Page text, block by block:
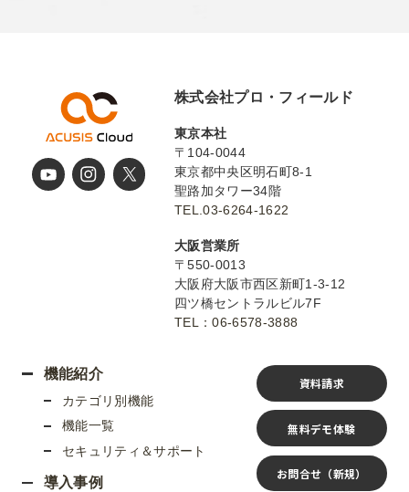
株式会社プロ・フィールド
東京本社
〒104-0044
東京都中央区明石町8-1
聖路加タワー34階
TEL.03-6264-1622
大阪営業所
〒550-0013
大阪府大阪市西区新町1-3-12
四ツ橋セントラルビル7F
TEL：06-6578-3888
機能紹介
カテゴリ別機能
機能一覧
セキュリティ＆サポート
導入事例
資料請求
無料デモ体験
お問合せ（新規）